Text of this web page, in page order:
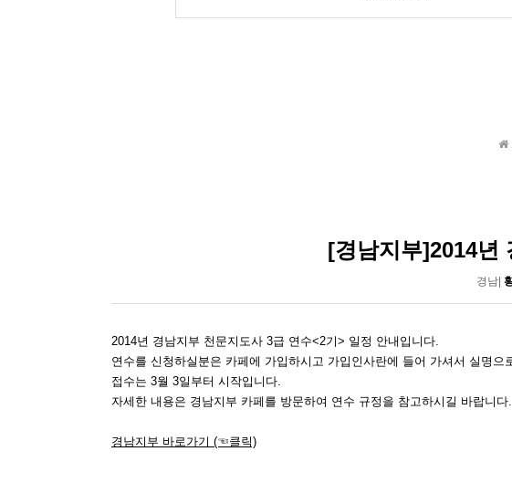
[경남지부]2014년
경남|
2014년 경남지부 천문지도사 3급 연수<2기> 일정 안내입니다.
연수를 신청하실분은 카페에 가입하시고 가입인사란에 들어 가셔서 실명으
접수는 3월 3일부터 시작입니다.
자세한 내용은 경남지부 카페를 방문하여 연수 규정을 참고하시길 바랍니다.
경남지부 바로가기 (☜클릭)